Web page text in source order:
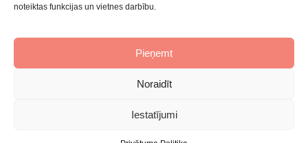
noteiktas funkcijas un vietnes darbību.
Pieņemt
Noraidīt
Iestatījumi
Par mumsKontakti